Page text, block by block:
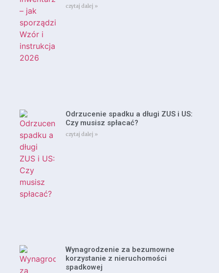
czytaj dalej »
Odrzucenie spadku a długi ZUS i US:
Czy musisz spłacać?
czytaj dalej »
Wynagrodzenie za bezumowne
korzystanie z nieruchomości
spadkowej